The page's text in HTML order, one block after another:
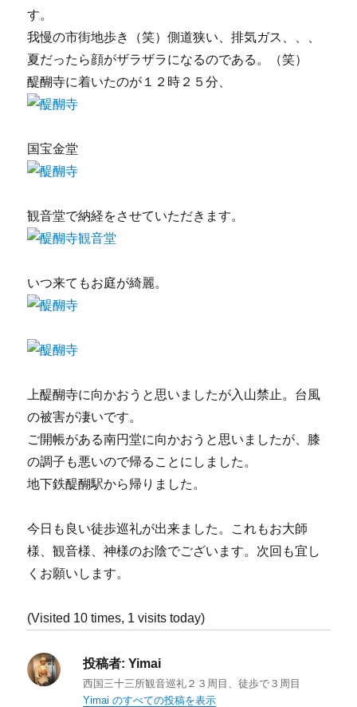
す。
我慢の市街地歩き（笑）側道狭い、排気ガス、、、
夏だったら顔がザラザラになるのである。（笑）
醍醐寺に着いたのが１２時２５分、
国宝金堂
観音堂で納経をさせていただきます。
いつ来てもお庭が綺麗。
上醍醐寺に向かおうと思いましたが入山禁止。台風
の被害が凄いです。
ご開帳がある南円堂に向かおうと思いましたが、膝
の調子も悪いので帰ることにしました。
地下鉄醍醐駅から帰りました。
今日も良い徒歩巡礼が出来ました。これもお大師
様、観音様、神様のお陰でございます。次回も宜し
くお願いします。
(Visited 10 times, 1 visits today)
投稿者: Yimai
西国三十三所観音巡礼２３周目、徒歩で３周目
Yimai のすべての投稿を表示